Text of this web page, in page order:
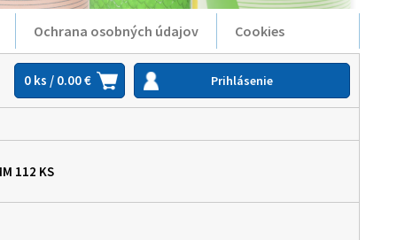
Ochrana osobných údajov Cookies
0 ks / 0.00 € Prihlásenie
112 KS